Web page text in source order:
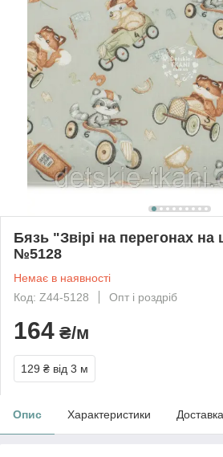
Бязь "Звірі на перегонах на
№5128
Немає в наявності
Код: Z44-5128
Опт і роздріб
164 ₴/м
129 ₴ від 3 м
Опис Характеристики Доставка